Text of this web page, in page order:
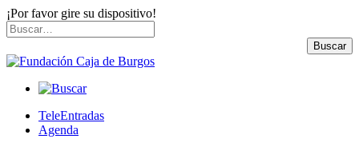
¡Por favor gire su dispositivo!
Skip
to
content
Buscar
por:
Buscar
TeleEntradas
Agenda